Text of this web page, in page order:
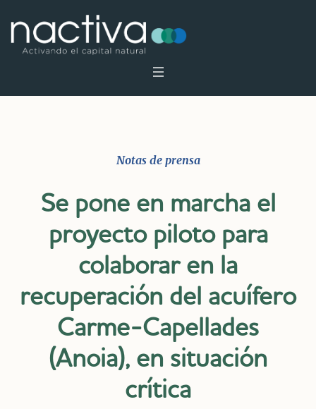
Notas de prensa
Se pone en marcha el
proyecto piloto para
colaborar en la
recuperación del acuífero
Carme-Capellades
(Anoia), en situación
crítica